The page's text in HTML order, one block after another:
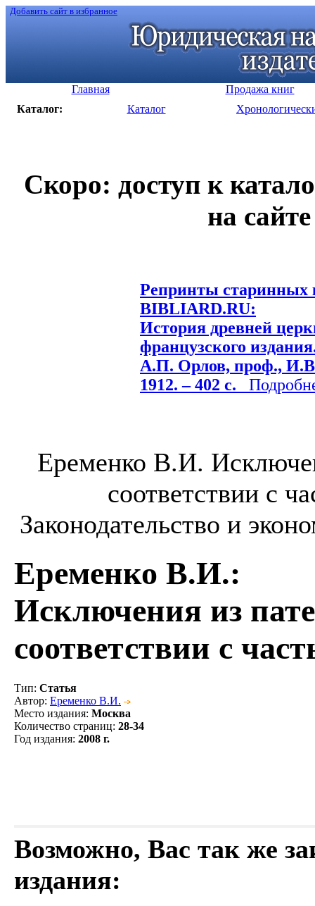
Добавить сайт в избранное
Главная
Продажа книг
Каталог:
Каталог
Скоро: доступ к
на
Репринты старинных
BIBLIARD.RU:
История древней
французского
А.П. Орлов, проф.,
1912. – 402 с.
Еременко В.И.
соответствии с
Законодательство и
Еременко В.И.:
Исключения из
соответствии с
Тип: Статья
Автор: Еременко В.И.
Место издания: Москва
Количество страниц: 28-34
Год издания: 2008 г.
Возможно, Вас так же
издания: